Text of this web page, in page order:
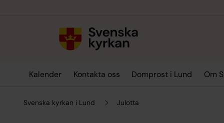
Kalender Kontakta oss Domprost i Lund Om
Svenska kyrkan i Lund Julotta